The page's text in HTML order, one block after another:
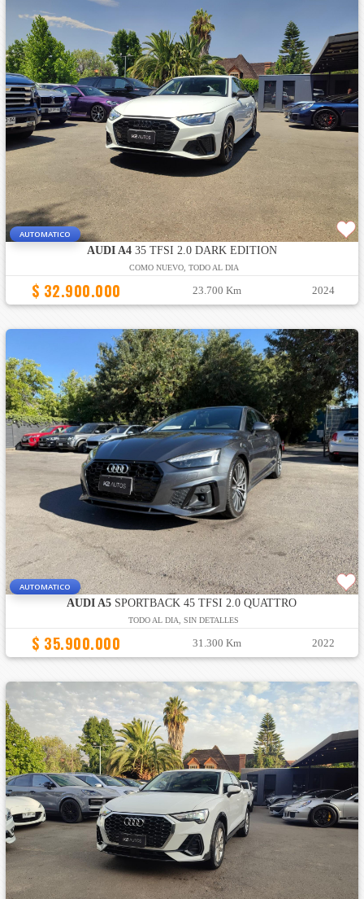
AUTOMATICO
AUDI A435 TFSI 2.0 DARK EDITION
COMO NUEVO, TODO AL DIA
$ 32.900.000 23.700 Km 2024
AUTOMATICO
AUDI A5 SPORTBACK 45 TFSI 2.0 QUATTRO
TODO AL DIA, SIN DETALLES
$ 35.900.000 31.300 Km 2022